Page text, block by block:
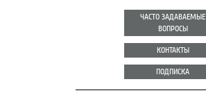
ЧАСТО ЗАДАВАЕМЫЕ
ВОПРОСЫ
КОНТАКТЫ
ПОДПИСКА